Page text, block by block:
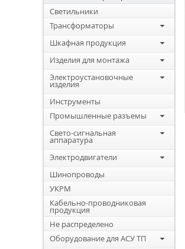
Светильники
Трансформаторы
Шкафная продукция
Изделия для монтажа
Электроустановочные
изделия
Инструменты
Промышленные разъемы
Свето-сигнальная
аппаратура
Электродвигатели
Шинопроводы
УКРМ
Кабельно-проводниковая
продукция
Не распределено
Оборудование для АСУ ТП